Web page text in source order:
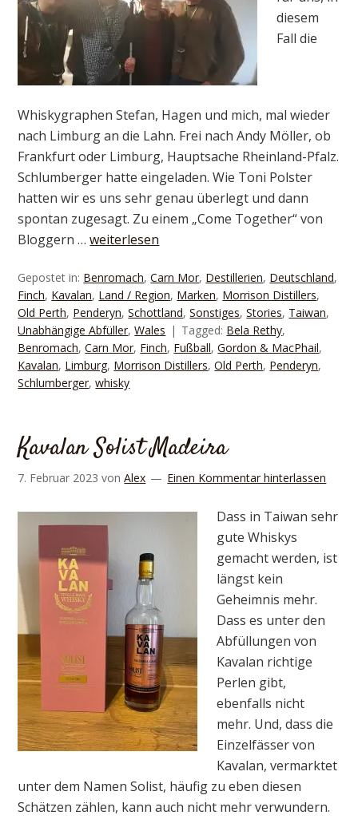
diesem
Fall die
Whiskygraphen Stefan, Hagen und mich, mal wieder
nach Limburg an die Lahn. Frei nach Andy Möller, ob
Frankfurt oder Limburg, Hauptsache Rheinland-Pfalz.
Schlumberger hatte eingeladen. Wie Toni Polster
hatten wir es uns sehr genau überlegt und dann
spontan zugesagt. Zu einem „Come Together“ von
Bloggern …weiterlesen
Gepostet in: Benromach,Carn Mor, Destillerien, Deutschland,
Finch, Kavalan, Land / Region, Marken, Morrison Distillers,
Old Perth, Penderyn,Schottland,Sonstiges,Stories, Taiwan,
Unabhängige Abfüller,Wales Tagged: Bela Rethy,
Benromach,Carn Mor, Finch, Fußball,Gordon & MacPhail,
Kavalan, Limburg, Morrison Distillers,Old Perth, Penderyn,
Schlumberger,whisky
Kavalan Solist Madeira
7. Februar 2023 vonAlex Einen Kommentar hinterlassen
Dass in Taiwan sehr
gute Whiskys
gemacht werden, ist
längst kein
Geheimnis mehr.
Dass es unter den
Abfüllungen von
Kavalan richtige
Perlen gibt,
ebenfalls nicht
mehr. Und, dass die
Einzelfässer von
Kavalan, vermarktet
unter dem Namen Solist, häufig zu eben diesen
Schätzen zählen, kann auch nicht mehr verwundern.